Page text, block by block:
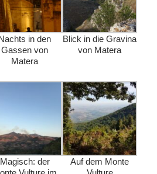
in den
Gassen von
Matera
Blick in die Gravina
von Matera
Magisch: der
Auf dem Monte